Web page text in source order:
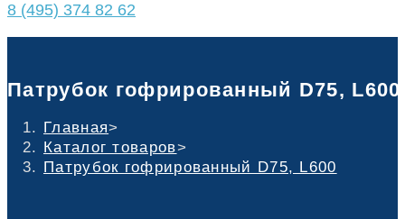
8 (495) 374 82 62
Патрубок гофрированный D75, L600
Главная>
Каталог товаров>
Патрубок гофрированный D75, L600